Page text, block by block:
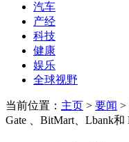
汽车
产经
科技
健康
娱乐
全球视野
当前位置： 主页 > 要闻 >
Gate 、BitMart、Lbank和